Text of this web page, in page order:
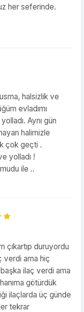
her seferinde.
halsizlik ve
evladımı
Aynı gün
halimizle
çok geçti .
yolladı !
ile ..
çıkartıp duruyordu
verdi ama hiç
ilaç verdi ama
götürdük
ilaçlarda üç günde
tekrar